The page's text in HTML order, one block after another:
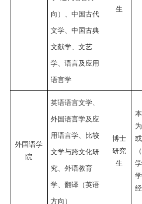
向）、中国古代
文学、中国古典
文献学、文艺
学、语言及应用
语言学
生
外国语学
院
英语语言文学、
外国语言学及应
用语言学、比较
文学与跨文化研
究、外语教育
学、翻译（英语
方向）
博士
研究
生